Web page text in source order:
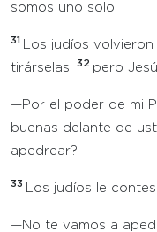
somos uno solo.
31
Los judíos
tirárselas,
32 pero
—Por el poder de mi
buenas delante de
apedrear?
33 Los judíos le
—No te vamos a